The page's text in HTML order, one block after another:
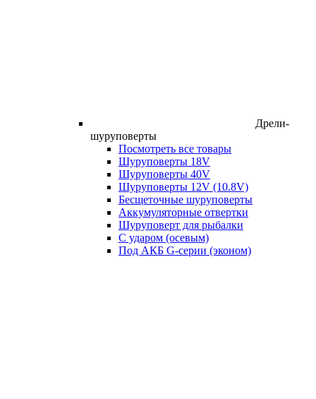
Дрели-
шуруповерты
Посмотреть все товары
Шуруповерты 18V
Шуруповерты 40V
Шуруповерты 12V (10.8V)
Бесщеточные шуруповерты
Аккумуляторные отвертки
Шуруповерт для рыбалки
С ударом (осевым)
Под АКБ G-серии (эконом)